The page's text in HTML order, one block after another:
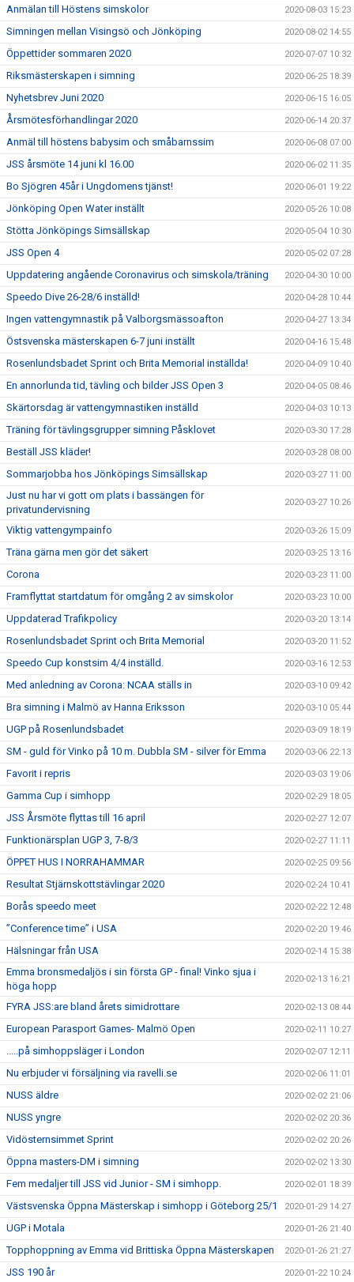
Anmälan till Höstens simskolor 2020-08-03 15:23
Simningen mellan Visingsö och Jönköping 2020-08-02 14:55
Öppettider sommaren 2020 2020-07-07 10:32
Riksmästerskapen i simning 2020-06-25 18:39
Nyhetsbrev Juni 2020 2020-06-15 16:05
Årsmötesförhandlingar 2020 2020-06-14 20:37
Anmäl till höstens babysim och småbarnssim 2020-06-08 07:00
JSS årsmöte 14 juni kl 16.00 2020-06-02 11:35
Bo Sjögren 45år i Ungdomens tjänst! 2020-06-01 19:22
Jönköping Open Water inställt 2020-05-26 10:08
Stötta Jönköpings Simsällskap 2020-05-04 10:30
JSS Open 4 2020-05-02 07:28
Uppdatering angående Coronavirus och simskola/träning 2020-04-30 10:00
Speedo Dive 26-28/6 inställd! 2020-04-28 10:44
Ingen vattengymnastik på Valborgsmässoafton 2020-04-27 13:34
Östsvenska mästerskapen 6-7 juni inställt 2020-04-16 15:48
Rosenlundsbadet Sprint och Brita Memorial inställda! 2020-04-09 10:40
En annorlunda tid, tävling och bilder JSS Open 3 2020-04-05 08:46
Skärtorsdag är vattengymnastiken inställd 2020-04-03 10:13
Träning för tävlingsgrupper simning Påsklovet 2020-03-30 17:28
Beställ JSS kläder! 2020-03-28 08:00
Sommarjobba hos Jönköpings Simsällskap 2020-03-27 11:00
Just nu har vi gott om plats i bassängen för
privatundervisning
2020-03-27 10:26
Viktig vattengympainfo 2020-03-26 15:09
Träna gärna men gör det säkert 2020-03-25 13:16
Corona 2020-03-23 11:00
Framflyttat startdatum för omgång 2 av simskolor 2020-03-23 10:00
Uppdaterad Trafikpolicy 2020-03-20 13:14
Rosenlundsbadet Sprint och Brita Memorial 2020-03-20 11:52
Speedo Cup konstsim 4/4 inställd. 2020-03-16 12:53
Med anledning av Corona: NCAA ställs in 2020-03-10 09:42
Bra simning i Malmö av Hanna Eriksson 2020-03-10 05:44
UGP på Rosenlundsbadet 2020-03-09 18:19
SM - guld för Vinko på 10 m. Dubbla SM - silver för Emma 2020-03-06 22:13
Favorit i repris 2020-03-03 19:06
Gamma Cup i simhopp 2020-02-29 18:05
JSS Årsmöte flyttas till 16 april 2020-02-27 12:07
Funktionärsplan UGP 3, 7-8/3 2020-02-27 11:11
ÖPPET HUS I NORRAHAMMAR 2020-02-25 09:56
Resultat Stjärnskottstävlingar 2020 2020-02-24 10:41
Borås speedo meet 2020-02-22 12:48
”Conference time” i USA 2020-02-20 19:46
Hälsningar från USA 2020-02-14 15:38
Emma bronsmedaljös i sin första GP - final! Vinko sjua i
höga hopp
2020-02-13 16:21
FYRA JSS:are bland årets simidrottare 2020-02-13 08:44
European Parasport Games- Malmö Open 2020-02-11 10:27
.....på simhoppsläger i London 2020-02-07 12:11
Nu erbjuder vi försäljning via ravelli.se 2020-02-06 11:01
NUSS äldre 2020-02-02 21:06
NUSS yngre 2020-02-02 20:36
Vidösternsimmet Sprint 2020-02-02 20:26
Öppna masters-DM i simning 2020-02-02 13:30
Fem medaljer till JSS vid Junior - SM i simhopp. 2020-02-01 18:39
Västsvenska Öppna Mästerskap i simhopp i Göteborg 25/1 2020-01-29 14:27
UGP i Motala 2020-01-26 21:40
Topphoppning av Emma vid Brittiska Öppna Mästerskapen 2020-01-26 21:27
JSS 190 år 2020-01-22 10:24